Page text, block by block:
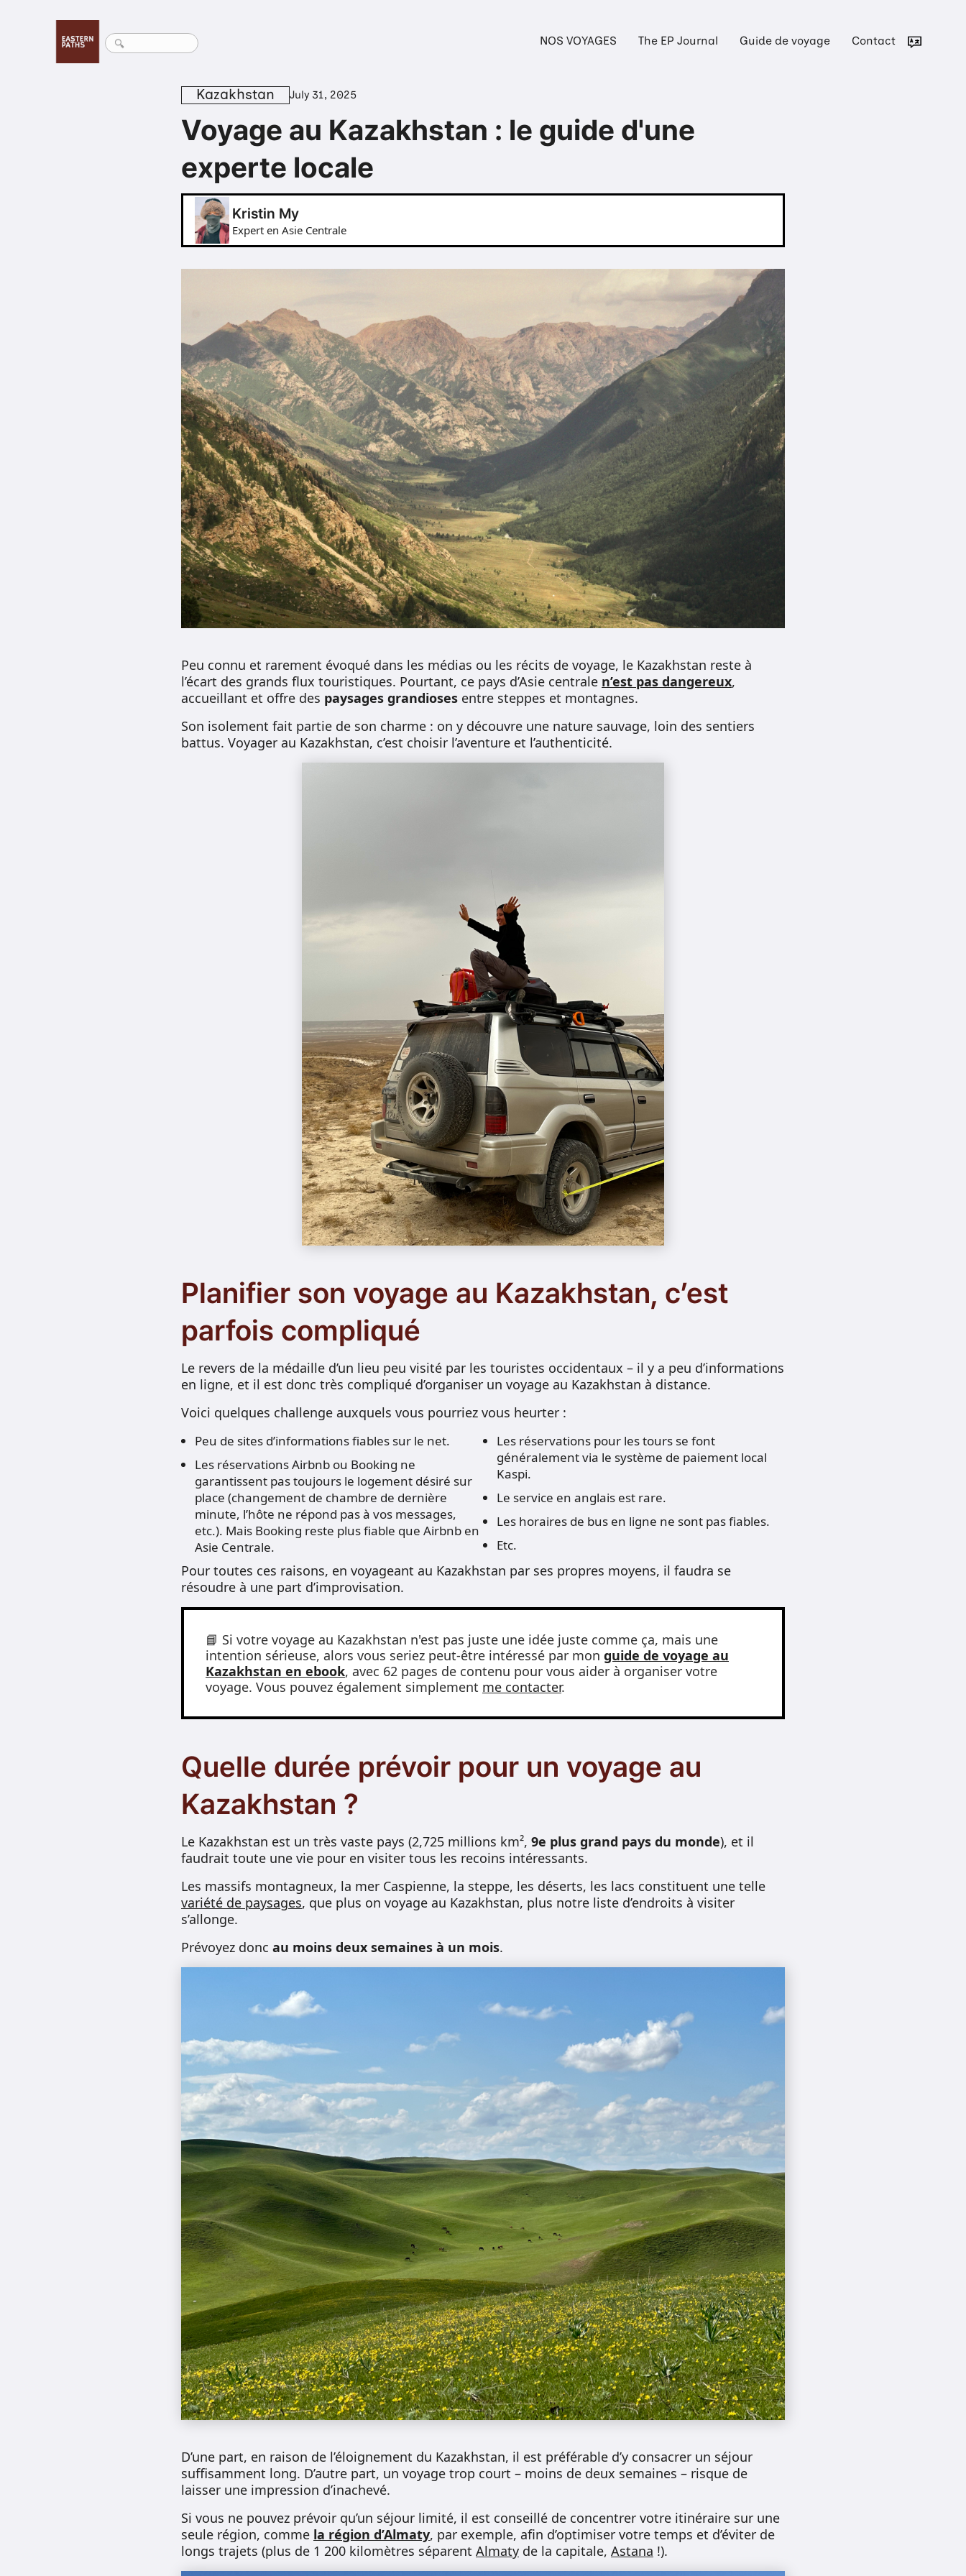
NOS VOYAGES The EP Journal Guide de voyage Contact
Kazakhstan July 31, 2025
Voyage au Kazakhstan : le guide d'une
experte locale
Kristin My
Expert en Asie Centrale
Peu connu et rarement évoqué dans les médias ou les récits de voyage, le Kazakhstan reste à
l’écart des grands flux touristiques. Pourtant, ce pays d’Asie centrale n’est pas dangereux,
accueillant et offre des paysages grandioses entre steppes et montagnes.
Son isolement fait partie de son charme : on y découvre une nature sauvage, loin des sentiers
battus. Voyager au Kazakhstan, c’est choisir l’aventure et l’authenticité.
Planifier son voyage au Kazakhstan, c’est
parfois compliqué
Le revers de la médaille d’un lieu peu visité par les touristes occidentaux – il y a peu d’informations
en ligne, et il est donc très compliqué d’organiser un voyage au Kazakhstan à distance.
Voici quelques challenge auxquels vous pourriez vous heurter :
Peu de sites d’informations fiables sur le net.
Les réservations Airbnb ou Booking ne
garantissent pas toujours le logement désiré sur
place (changement de chambre de dernière
minute, l’hôte ne répond pas à vos messages,
etc.). Mais Booking reste plus fiable que Airbnb en
Asie Centrale.
Les réservations pour les tours se font
généralement via le système de paiement local
Kaspi.
Le service en anglais est rare.
Les horaires de bus en ligne ne sont pas fiables.
Etc.
Pour toutes ces raisons, en voyageant au Kazakhstan par ses propres moyens, il faudra se
résoudre à une part d’improvisation.
📘 Si votre voyage au Kazakhstan n'est pas juste une idée juste comme ça, mais une
intention sérieuse, alors vous seriez peut-être intéressé par mon guide de voyage au
Kazakhstan en ebook, avec 62 pages de contenu pour vous aider à organiser votre
voyage. Vous pouvez également simplement me contacter.
Quelle durée prévoir pour un voyage au
Kazakhstan ?
Le Kazakhstan est un très vaste pays (2,725 millions km², 9e plus grand pays du monde), et il
faudrait toute une vie pour en visiter tous les recoins intéressants.
Les massifs montagneux, la mer Caspienne, la steppe, les déserts, les lacs constituent une telle
variété de paysages, que plus on voyage au Kazakhstan, plus notre liste d’endroits à visiter
s’allonge.
Prévoyez donc au moins deux semaines à un mois.
D’une part, en raison de l’éloignement du Kazakhstan, il est préférable d’y consacrer un séjour
suffisamment long. D’autre part, un voyage trop court – moins de deux semaines – risque de
laisser une impression d’inachevé.
Si vous ne pouvez prévoir qu’un séjour limité, il est conseillé de concentrer votre itinéraire sur une
seule région, comme la région d’Almaty, par exemple, afin d’optimiser votre temps et d’éviter de
longs trajets (plus de 1 200 kilomètres séparent Almaty de la capitale, Astana !).